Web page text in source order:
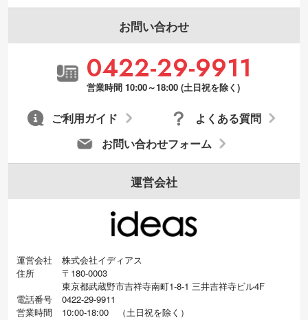
お問い合わせ
0422-29-9911
営業時間 10:00～18:00 (土日祝を除く)
お問い合わせフォーム
よくある質問
ご利用ガイド
運営会社
運営会社
株式会社イディアス
住所
〒180-0003
東京都武蔵野市吉祥寺南町1-8-1 三井吉祥寺ビル4F
電話番号
0422-29-9911
営業時間
10:00-18:00 （土日祝を除く）